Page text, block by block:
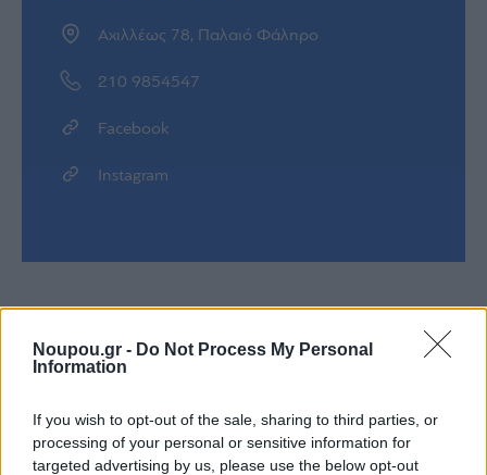
Noupou.gr - Do Not Process My Personal
Information
If you wish to opt-out of the sale, sharing to third parties, or
processing of your personal or sensitive information for
targeted advertising by us, please use the below opt-out
Αχιλλέως 78, Παλαιό Φάληρο
210 9854547
Facebook
Instagram
Share this
TagsΠοτά Παλαιό Φάληρο ναργιλέ Χριστούγεννα 2022